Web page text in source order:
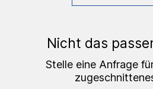
Nicht das
Stelle eine Anfrage